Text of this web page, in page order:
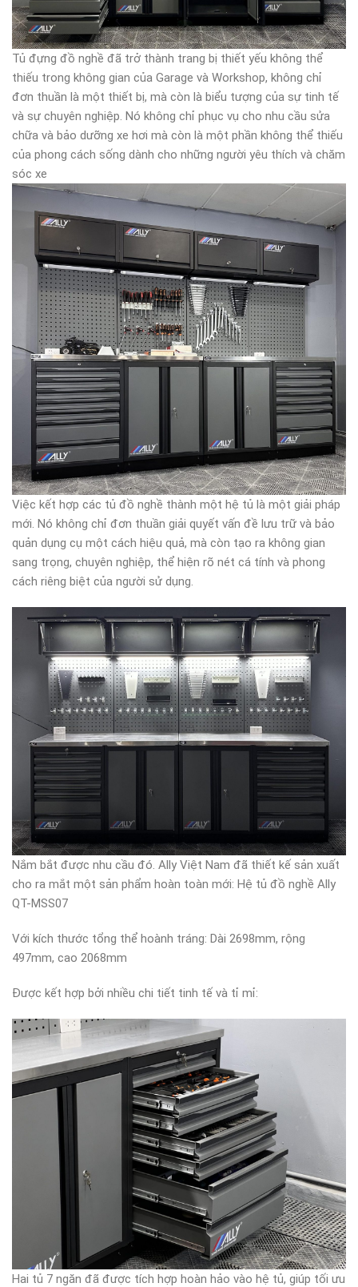
Tủ đựng đồ nghề đã trở thành trang bị thiết yếu không thể
thiếu trong không gian của Garage và Workshop, không chỉ
đơn thuần là một thiết bị, mà còn là biểu tượng của sự tinh tế
và sự chuyên nghiệp. Nó không chỉ phục vụ cho nhu cầu sửa
chữa và bảo dưỡng xe hơi mà còn là một phần không thể thiếu
của phong cách sống dành cho những người yêu thích và chăm
sóc xe
Việc kết hợp các tủ đồ nghề thành một hệ tủ là một giải pháp
mới. Nó không chỉ đơn thuần giải quyết vấn đề lưu trữ và bảo
quản dụng cụ một cách hiệu quả, mà còn tạo ra không gian
sang trọng, chuyên nghiệp, thể hiện rõ nét cá tính và phong
cách riêng biệt của người sử dụng.
Nắm bắt được nhu cầu đó. Ally Việt Nam đã thiết kế sản xuất
cho ra mắt một sản phẩm hoàn toàn mới: Hệ tủ đồ nghề Ally
QT-MSS07
Với kích thước tổng thể hoành tráng: Dài 2698mm, rộng
497mm, cao 2068mm
Được kết hợp bởi nhiều chi tiết tinh tế và tỉ mỉ:
Hai tủ 7 ngăn đã được tích hợp hoàn hảo vào hệ tủ, giúp tối ưu